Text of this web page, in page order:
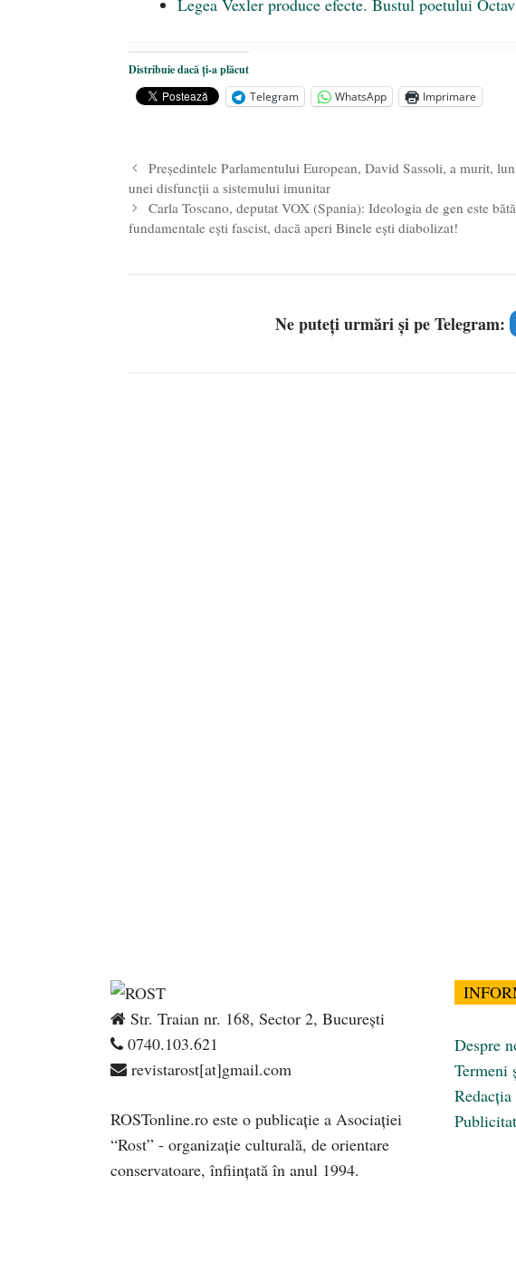
Distribuie dacă ți-a plăcut
Telegram
WhatsApp Imprimare
Președintele Parlamentului European, David Sassoli, a murit,
unei disfuncţii a sistemului imunitar
Carla Toscano, deputat VOX (Spania): Ideologia de gen este
fundamentale ești fascist, dacă aperi Binele ești diabolizat!
Ne puteți urmări și pe Telegram:
Str. Traian nr. 168, Sector 2, București
0740.103.621
revistarost[at]gmail.com
ROSTonline.ro este o publicaţie a Asociaţiei
“Rost” - organizaţie culturală, de orientare
conservatoare, înfiinţată în anul 1994.
Despre
Termeni
Redacția